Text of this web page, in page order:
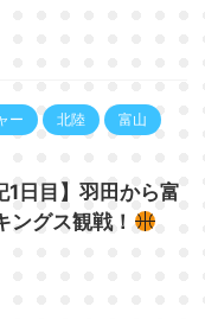
ー 北陸 富山
1日目】羽田から富
ングス観戦！